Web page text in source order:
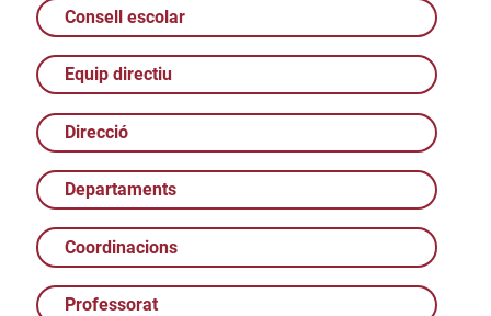
Consell escolar
Equip directiu
Direcció
Departaments
Coordinacions
Professorat